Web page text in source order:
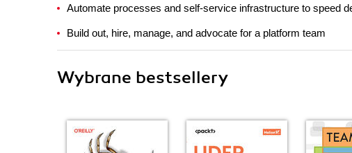
Automate processes and self-service infrastructure to speed
Build out, hire, manage, and advocate for a platform team
Wybrane bestsellery